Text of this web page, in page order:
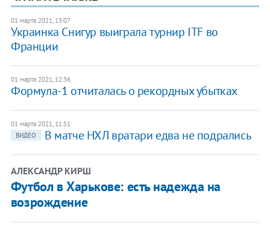
01 марта 2021, 13:07
Украинка Снигур выиграла турнир ITF во
Франции
01 марта 2021, 12:36
Формула-1 отчиталась о рекордных убытках
01 марта 2021, 11:51
ВИДЕО
В матче НХЛ вратари едва не подрались
АЛЕКСАНДР КИРШ
Футбол в Харькове: есть надежда на
возрождение